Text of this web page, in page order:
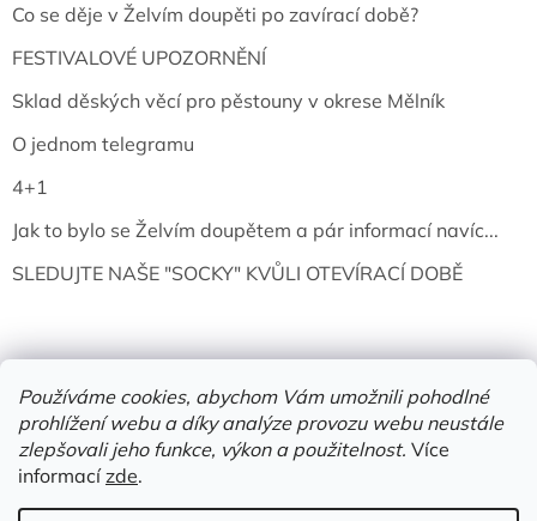
Používáme cookies, abychom Vám umožnili pohodlné
prohlížení webu a díky analýze provozu webu neustále
zlepšovali jeho funkce, výkon a použitelnost. Více
informacízde.
Co se děje v Želvím doupěti po zavírací době?
FESTIVALOVÉ UPOZORNĚNÍ
Sklad děských věcí pro pěstouny v okrese Mělník
O jednom telegramu
4+1
Jak to bylo se Želvím doupětem a pár informací navíc...
SLEDUJTE NAŠE "SOCKY" KVŮLI OTEVÍRACÍ DOBĚ
Vytvořil Shoptet